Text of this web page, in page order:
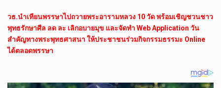
วธ.นำเทียนพรรษาไปถวายพระอารามหลวง 10 วัด พร้อมเชิญชวนชาว
พุทธรักษาศีล ลด ละ เลิกอบายมุข และจัดทำ Web Application วัน
สำคัญทางพระพุทธศาสนา ให้ประชาชนร่วมกิจกรรมธรรมะ Online
ได้ตลอดพรรษา